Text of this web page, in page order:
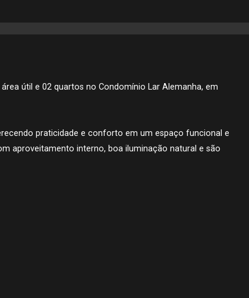
útil e 02 quartos no Condomínio Lar Alemanha, em
praticidade e conforto em um espaço funcional e
aproveitamento interno, boa iluminação natural e são